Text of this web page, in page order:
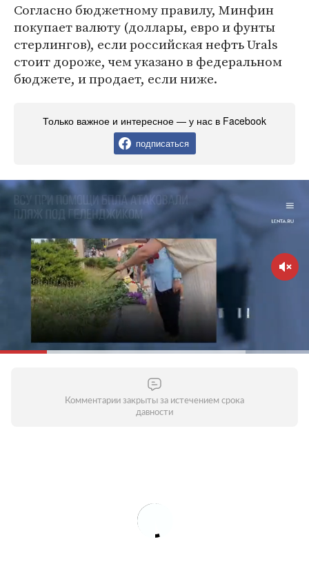
Согласно бюджетному правилу, Минфин
покупает валюту (доллары, евро и фунты
стерлингов), если российская нефть Urals
стоит дороже, чем указано в федеральном
бюджете, и продает, если ниже.
Только важное и интересное — у нас в Facebook
подписаться
Комментарии закрыты за истечением срока
давности